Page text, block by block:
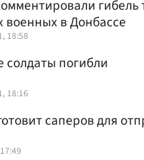
гибель
военных в Донбассе
18:58
солдаты погибли
18:16
саперов для